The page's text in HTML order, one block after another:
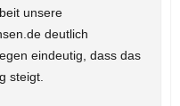
unsere
deutlich
eindeutig, dass das
steigt.